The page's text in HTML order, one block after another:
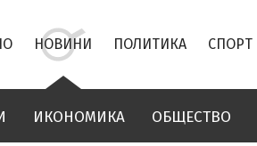
НОВИНИ ПОЛИТИКА СПОРТ
ИКОНОМИКА ОБЩЕСТВО